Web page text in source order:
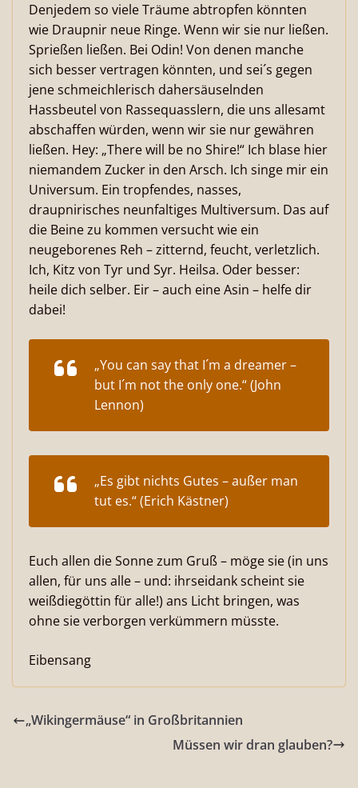
Denjedem so viele Träume abtropfen könnten
wie Draupnir neue Ringe. Wenn wir sie nur ließen.
Sprießen ließen. Bei Odin! Von denen manche
sich besser vertragen könnten, und sei´s gegen
jene schmeichlerisch dahersäuselnden
Hassbeutel von Rassequasslern, die uns allesamt
abschaffen würden, wenn wir sie nur gewähren
ließen. Hey: „There will be no Shire!“ Ich blase hier
niemandem Zucker in den Arsch. Ich singe mir ein
Universum. Ein tropfendes, nasses,
draupnirisches neunfaltiges Multiversum. Das auf
die Beine zu kommen versucht wie ein
neugeborenes Reh – zitternd, feucht, verletzlich.
Ich, Kitz von Tyr und Syr. Heilsa. Oder besser:
heile dich selber. Eir – auch eine Asin – helfe dir
dabei!
„You can say that I´m a dreamer –
but I´m not the only one.“ (John
Lennon)
„Es gibt nichts Gutes – außer man
tut es.“ (Erich Kästner)
Euch allen die Sonne zum Gruß – möge sie (in uns
allen, für uns alle – und: ihrseidank scheint sie
weißdiegöttin für alle!) ans Licht bringen, was
ohne sie verborgen verkümmern müsste.
Eibensang
„Wikingermäuse“ in Großbritannien
Müssen wir dran glauben?